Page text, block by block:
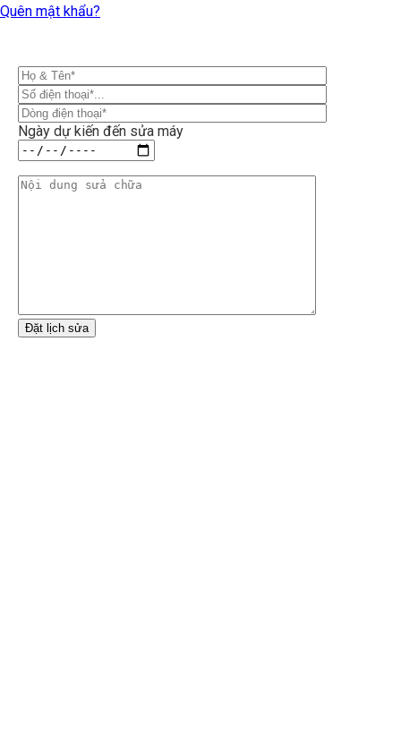
Quên mật khẩu?
Ngày dự kiến đến sửa máy